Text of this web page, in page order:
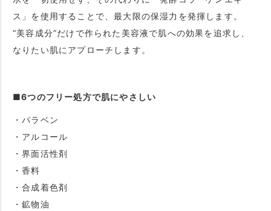
ス」を使用することで、最大限の保湿力を発揮します。
“美容成分”だけで作られた美容液で肌への効果を追求し、
なりたい肌にアプローチします。
■6つのフリー処方で肌にやさしい
・パラベン
・アルコール
・界面活性剤
・香料
・合成着色剤
・鉱物油